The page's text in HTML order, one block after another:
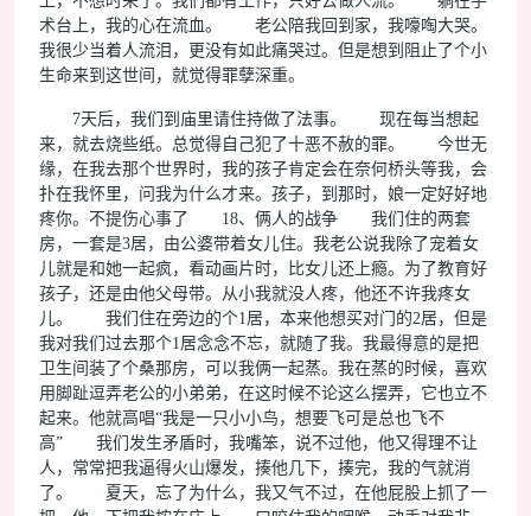
术台上，我的心在流血。 老公陪我回到家，我嚎啕大哭。
我很少当着人流泪，更没有如此痛哭过。但是想到阻止了个小
生命来到这世间，就觉得罪孽深重。
7天后，我们到庙里请住持做了法事。 现在每当想起
来，就去烧些纸。总觉得自己犯了十恶不赦的罪。 今世无
缘，在我去那个世界时，我的孩子肯定会在奈何桥头等我，会
扑在我怀里，问我为什么才来。孩子，到那时，娘一定好好地
疼你。不提伤心事了 18、俩人的战争 我们住的两套
房，一套是3居，由公婆带着女儿住。我老公说我除了宠着女
儿就是和她一起疯，看动画片时，比女儿还上瘾。为了教育好
孩子，还是由他父母带。从小我就没人疼，他还不许我疼女
儿。 我们住在旁边的个1居，本来他想买对门的2居，但是
我对我们过去那个1居念念不忘，就随了我。我最得意的是把
卫生间装了个桑那房，可以我俩一起蒸。我在蒸的时候，喜欢
用脚趾逗弄老公的小弟弟，在这时候不论这么摆弄，它也立不
起来。他就高唱“我是一只小小鸟，想要飞可是总也飞不
高” 我们发生矛盾时，我嘴笨，说不过他，他又得理不让
人，常常把我逼得火山爆发，揍他几下，揍完，我的气就消
了。 夏天，忘了为什么，我又气不过，在他屁股上抓了一